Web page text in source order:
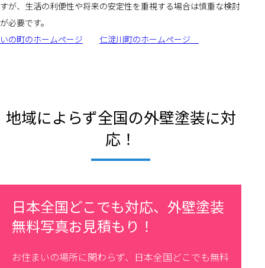
すが、生活の利便性や将来の安定性を重視する場合は慎重な検討
が必要です。
いの町のホームページ
仁淀川町のホームページ
地域によらず全国の外壁塗装に対
応！
日本全国どこでも対応、外壁塗装
無料写真お見積もり！
お住まいの場所に関わらず、日本全国どこでも無料